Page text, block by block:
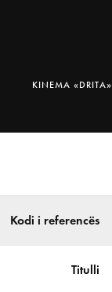
KINEMA «DRITA»
Kodi i referencës
Titulli